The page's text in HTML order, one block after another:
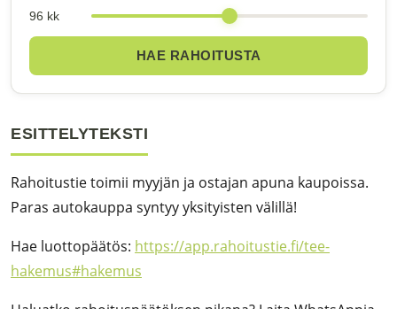
96 kk
HAE RAHOITUSTA
ESITTELYTEKSTI
Rahoitustie toimii myyjän ja ostajan apuna kaupoissa.
Paras autokauppa syntyy yksityisten välillä!
Hae luottopäätös: https://app.rahoitustie.fi/tee-
hakemus#hakemus